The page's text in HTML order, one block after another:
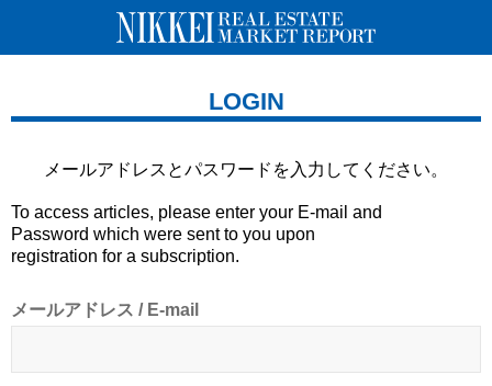
LOGIN
メールアドレスとパスワードを 入力してください。
To access articles, please enter your E-mail and
Password which were sent to you upon
registration for a subscription.
メールアドレス / E-mail